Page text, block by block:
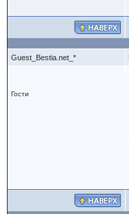
Guest_Bestia.net_*
Гости